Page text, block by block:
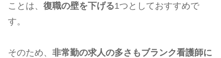
ことは、 復職の壁を下げる1つとしておすすめで
す。
そのため、 非常勤の求人の多さもブランク看護師に